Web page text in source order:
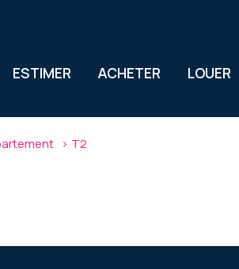
ESTIMER ACHETER LOUER
T2